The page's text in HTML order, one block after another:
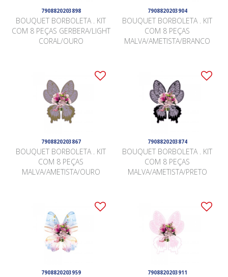
7908820203898
BOUQUET BORBOLETA . KIT
COM 8 PEÇAS GERBERA/LIGHT
CORAL/OURO
7908820203904
BOUQUET BORBOLETA . KIT
COM 8 PEÇAS
MALVA/AMETISTA/BRANCO
7908820203867
BOUQUET BORBOLETA . KIT
COM 8 PEÇAS
MALVA/AMETISTA/OURO
7908820203874
BOUQUET BORBOLETA . KIT
COM 8 PEÇAS
MALVA/AMETISTA/PRETO
7908820203959 7908820203911